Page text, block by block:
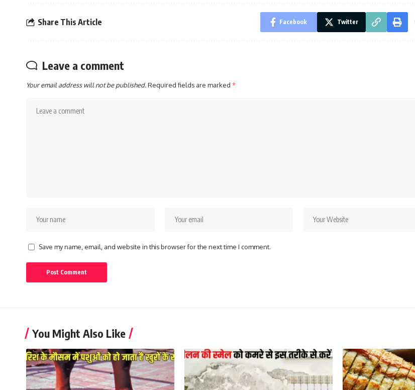
Share This Article Facebook Twitter
Leave a comment
Your email address will not be published.Required fields are marked *
Save my name, email, and website in this browser for the next time I comment.
You Might Also Like